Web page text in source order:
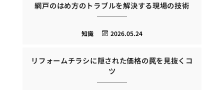
網戸のはめ方のトラブルを解決する現場の技術
2026.05.24
知識
リフォームチラシに隠された価格の罠を見抜くコ
ツ